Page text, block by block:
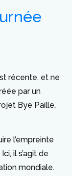
récente, et ne
par un
Bye Paille,
l’empreinte
il s’agit de
mondiale.